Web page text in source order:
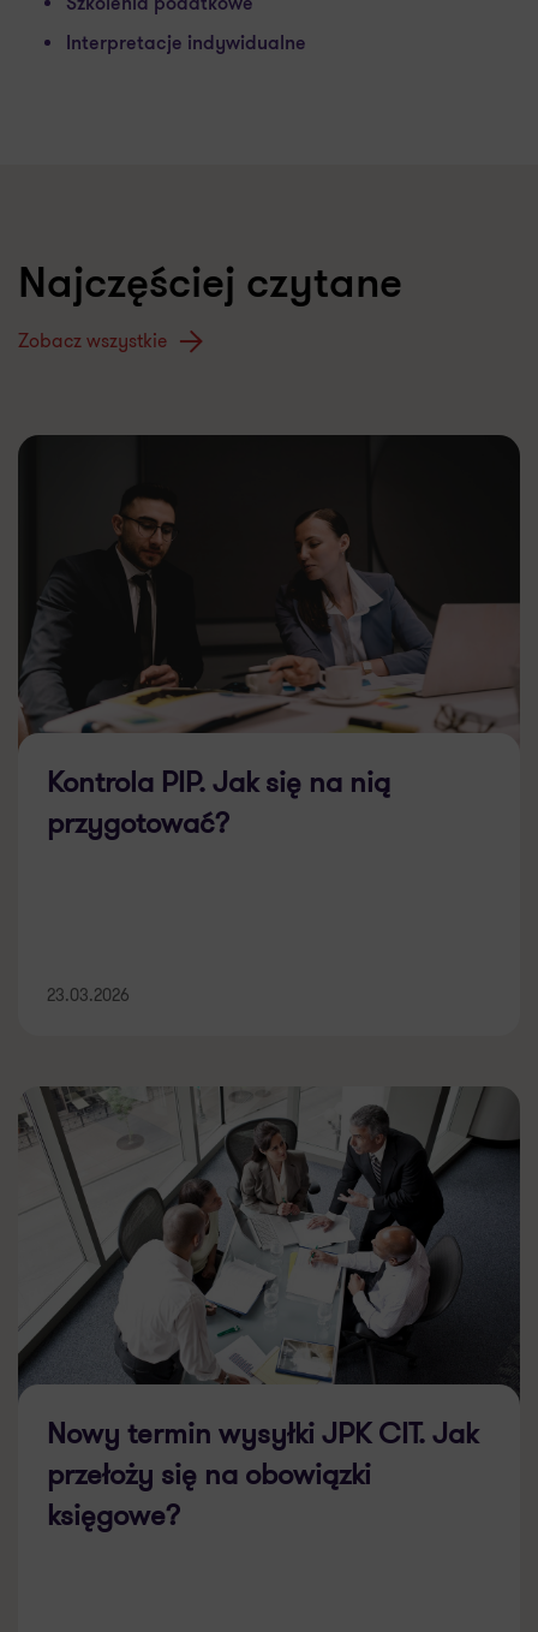
Szkolenia podatkowe
Interpretacje indywidualne
Najczęściej czytane
Zobacz wszystkie
Kontrola PIP. Jak się na nią
przygotować?
23.03.2026
Nowy termin wysyłki JPK CIT. Jak
przełoży się na obowiązki
księgowe?